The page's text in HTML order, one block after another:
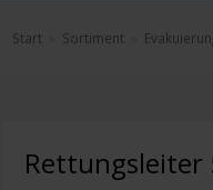
Start Sortiment
Rettungsleiter